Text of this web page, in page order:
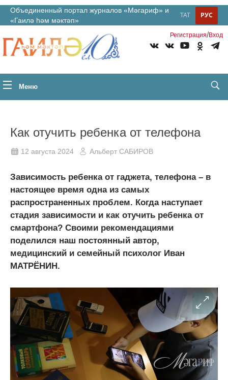
Объединенный портал журналов «Мәгариф» и
«Гаилә һәм мәктәп»
РУС
ТАТ
Регистрация/Вход
Меню
Как отучить ребенка от телефона
12 августа 2024 Альберт САБИРОВ
Зависимость ребенка от гаджета, телефона – в
настоящее время одна из самых
распространенных проблем. Когда наступает
стадия зависимости и как отучить ребенка от
смартфона? Своими рекомендациями
поделился наш постоянный автор,
медицинский и семейный психолог Иван
МАТРЁНИН.